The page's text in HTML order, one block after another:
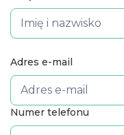
Adres e-mail
Numer telefonu